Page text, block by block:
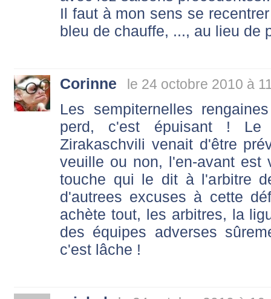
Il faut à mon sens se
bleu de chauffe, ..., au lieu de
Corinne le 24 octobre 2010 à
Les sempiternelles
perd, c'est épuisant ! Le
Zirakaschvili venait d'être
veuille ou non, l'en-avant est
touche qui le dit à l'arbitre
d'autrees excuses à cette
achète tout, les arbitres, la
des équipes adverses
c'est lâche !